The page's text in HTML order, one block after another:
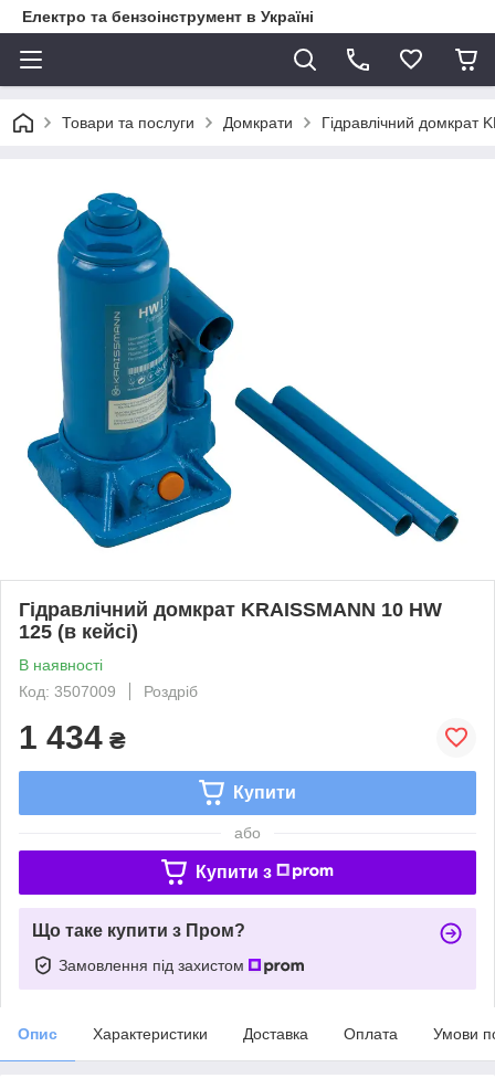
Електро та бензоінструмент в Україні
Товари та послуги Домкрати Гідравлічний домкрат
Гідравлічний домкрат KRAISSMANN 10 HW
125 (в кейсі)
В наявності
Код: 3507009
Роздріб
1 434 ₴
Купити
або
Купити з
Що таке купити з Пром?
Замовлення під захистом
Опис Характеристики Доставка Оплата Умови